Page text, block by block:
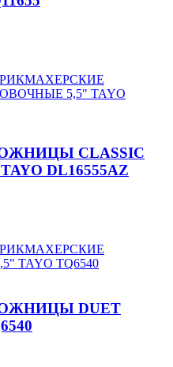
CLASSIC
DL16555AZ
DUET